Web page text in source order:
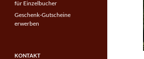
für Einzelbucher
Geschenk-Gutscheine
erwerben
KONTAKT